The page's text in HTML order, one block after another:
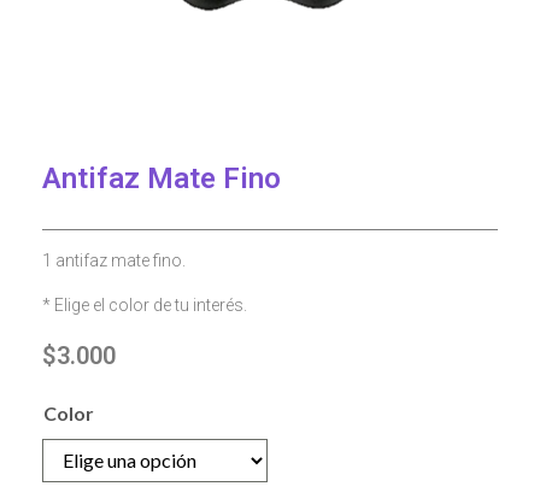
Antifaz Mate Fino
1 antifaz mate fino.
* Elige el color de tu interés.
$3.000
Color